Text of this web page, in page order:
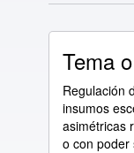
Tema
Regulación
insumos
asimétricas
o con poder